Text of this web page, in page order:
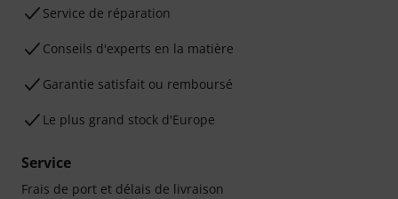
Service de réparation
Conseils d'experts en la matière
Garantie satisfait ou remboursé
Le plus grand stock d'Europe
Service
Frais de port et délais de livraison